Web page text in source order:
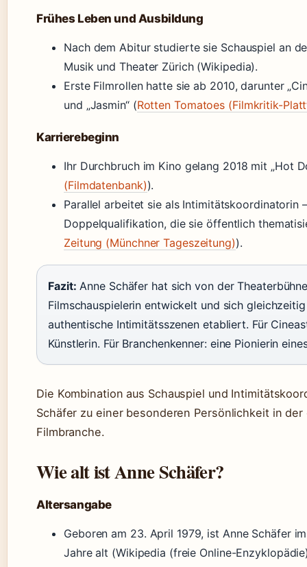
Frühes Leben und Ausbildung
Nach dem Abitur studierte sie Schauspiel an
Musik und Theater Zürich (Wikipedia).
Erste Filmrollen hatte sie ab 2010, darunter
und „Jasmin“ (Rotten Tomatoes (Filmkritik-
Karrierebeginn
Ihr Durchbruch im Kino gelang 2018 mit „Hot
(Filmdatenbank)).
Parallel arbeitet sie als Intimitätskoordinatorin
Doppelqualifikation, die sie öffentlich
Zeitung (Münchner Tageszeitung)).
Fazit: Anne Schäfer hat sich von der
Filmschauspielerin entwickelt und sich
authentische Intimitätsszenen etabliert. Für
Künstlerin. Für Branchenkenner: eine Pionierin
Die Kombination aus Schauspiel und
Schäfer zu einer besonderen Persönlichkeit in
Filmbranche.
Wie alt ist Anne Schäfer?
Altersangabe
Geboren am 23. April 1979, ist Anne Schäfer
Jahre alt (Wikipedia (freie Online-